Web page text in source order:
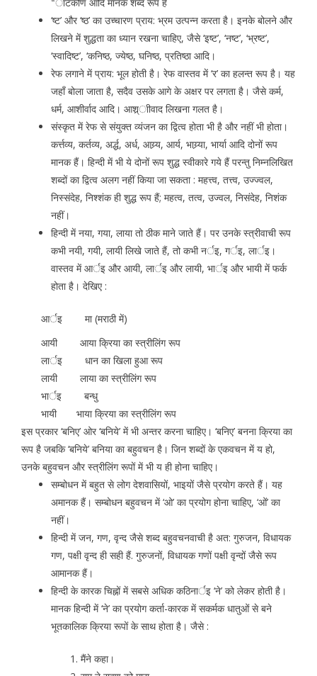
‘ष्ट’ और ‘ष्ठ’ का उच्चारण प्राय: भ्रम उत्पन्न करता है। इनके बोलने और
लिखने में शुद्धता का ध्यान रखना चाहिए, जैसे ‘इष्ट’, ‘नष्ट’, ‘भ्रष्ट’,
‘स्वादिष्ट’, ‘कनिष्ठ, ज्येष्ठ, घनिष्ठ, प्रतिष्ठा आदि।
रेफ लगाने में प्राय: भूल होती है। रेफ वास्तव में ‘र’ का हलन्त रूप है। यह
जहाँ बोला जाता है, सदैव उसके आगे के अक्षर पर लगता है। जैसे कर्म,
धर्म, आशीर्वाद आदि। आश्र्ाीवाद लिखना गलत है।
संस्कृत में रेफ से संयुक्त व्यंजन का द्वित्व होता भी है और नहीं भी होता।
कर्त्तव्य, कर्तव्य, अर्द्ध, अर्ध, आय्र्य, आर्य, भाय्र्या, भार्या आदि दोनों रूप
मानक हैं। हिन्दी में भी ये दोनों रूप शुद्ध स्वीकारे गये हैं परन्तु निम्नलिखित
शब्दों का द्वित्व अलग नहीं किया जा सकता : महत्त्व, तत्त्व, उज्ज्वल,
निस्संदेह, निश्शंक ही शुद्ध रूप हैं; महत्व, तत्व, उज्वल, निसंदेह, निशंक
नहीं।
हिन्दी में नया, गया, लाया तो ठीक माने जाते हैं। पर उनके स्त्रीवाची रूप
कभी नयी, गयी, लायी लिखे जाते हैं, तो कभी नर्इ, गर्इ, लार्इ।
वास्तव में आर्इ और आयी, लार्इ और लायी, भार्इ और भायी में फर्क
होता है। देखिए :
आर्इ मा (मराठी में)
आयी आया क्रिया का स्त्रीलिंग रूप
लार्इ धान का खिला हुआ रूप
लायी लाया का स्त्रीलिंग रूप
भार्इ बन्धु
भायी भाया क्रिया का स्त्रीलिंग रूप
इस प्रकार ‘बनिए’ ओर ‘बनिये’ में भी अन्तर करना चाहिए। ‘बनिए’ बनना क्रिया का
रूप है जबकि ‘बनिये’ बनिया का बहुवचन है। जिन शब्दों के एकवचन में य हो,
उनके बहुवचन और स्त्रीलिंग रूपों में भी य ही होना चाहिए।
सम्बोधन में बहुत से लोग देशवासियों, भाइयों जैसे प्रयोग करते हैं। यह
अमानक हैं। सम्बोधन बहुवचन में ‘ओ’ का प्रयोग होना चाहिए, ‘ओं’ का
नहीं।
हिन्दी में जन, गण, वृन्द जैसे शब्द बहुवचनवाची है अत: गुरुजन, विधायक
गण, पक्षी वृन्द ही सही हैं. गुरुजनों, विधायक गणों पक्षी वृन्दों जैसे रूप
आमानक हैं।
हिन्दी के कारक चिह्नों में सबसे अधिक कठिनार्इ ‘ने’ को लेकर होती है।
मानक हिन्दी में ‘ने’ का प्रयोग कर्ता-कारक में सकर्मक धातुओं से बने
भूतकालिक क्रिया रूपों के साथ होता है। जैसे :
मैंने कहा।